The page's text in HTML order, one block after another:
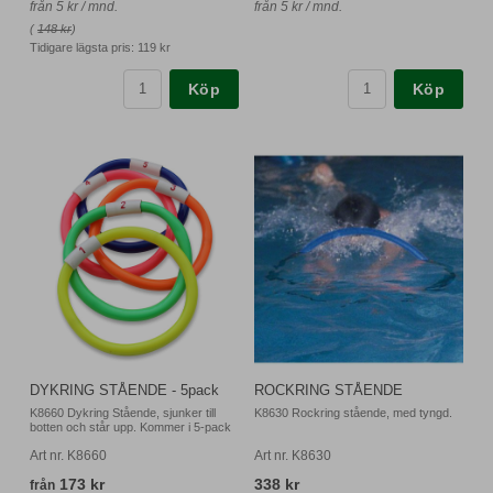
från 5 kr / mnd.
( 148 kr)
Tidigare lägsta pris: 119 kr
Köp
från 5 kr / mnd.
Köp
DYKRING STÅENDE - 5pack
K8660 Dykring Stående, sjunker till
botten och står upp. Kommer i 5-pack
Art nr. K8660
från 173 kr
ROCKRING STÅENDE
K8630 Rockring stående, med tyngd.
Art nr. K8630
338 kr